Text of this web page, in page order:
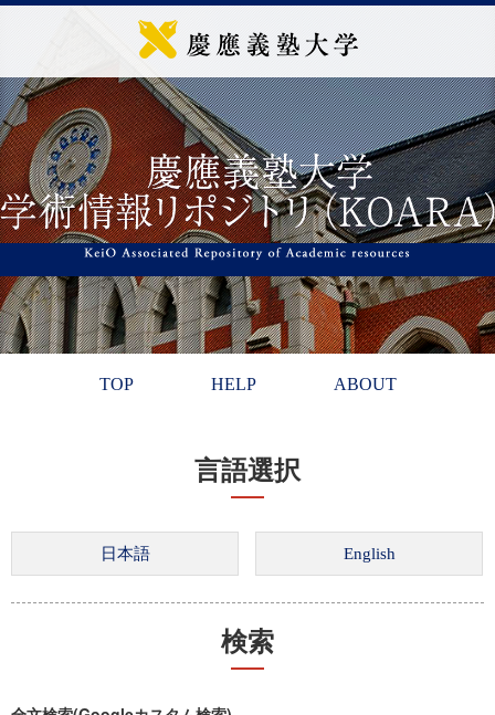
TOP HELP ABOUT
言語選択
検索